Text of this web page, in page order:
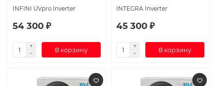
INFINI UVpro Inverter
54 300 ₽
В корзину
INTEGRA Inverter
45 300 ₽
В корзину